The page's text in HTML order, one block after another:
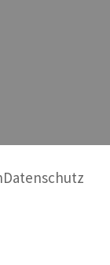
Datenschutz